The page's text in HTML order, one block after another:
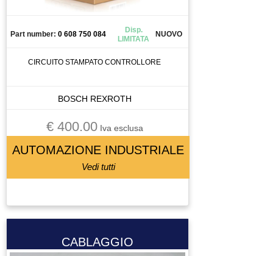
GRUPPO TRATTAMENTO ARIA
INGRANAGGIO
LETTORE BARCODE
LETTORE FLOPPY
LUBRIFICATORE
LUCI
MACCHINA UTENSILE
Part number: 0 608 750 084
Disp.
LIMITATA
NUOVO
CIRCUITO STAMPATO CONTROLLORE
BOSCH REXROTH
€ 400.00Iva esclusa
AUTOMAZIONE INDUSTRIALE
Vedi tutti
CABLAGGIO